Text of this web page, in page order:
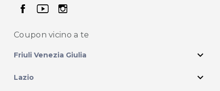
seguici su facebook
seguici su youtube
seguici su instagram
Coupon vicino a te
Friuli Venezia Giulia expand_more
Lazio expand_more